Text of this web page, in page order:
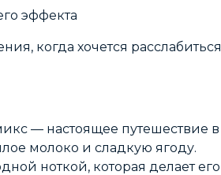
эффекта
когда хочется расслабиться
— настоящее путешествие в
молоко и сладкую ягоду.
ноткой, которая делает его